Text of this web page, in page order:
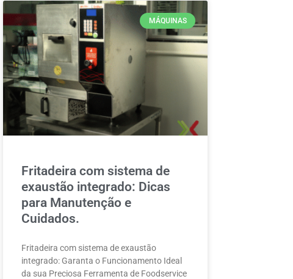
MÁQUINAS
Fritadeira com sistema de
exaustão integrado: Dicas
para Manutenção e
Cuidados.
Fritadeira com sistema de exaustão
integrado: Garanta o Funcionamento Ideal
da sua Preciosa Ferramenta de Foodservice